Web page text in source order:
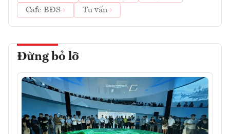
Cafe BĐS
Tư vấn
Đừng bỏ lỡ